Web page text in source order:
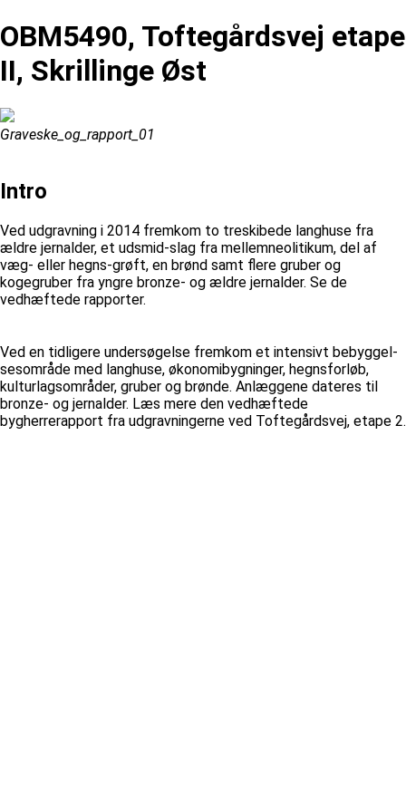
OBM5490, Toftegårdsvej etape
II, Skrillinge Øst
Graveske_og_rapport_01
Intro
Ved udgravning i 2014 fremkom to treskibede langhuse fra
ældre jernalder, et udsmid-slag fra mellemneolitikum, del af
væg- eller hegns-grøft, en brønd samt flere gruber og
kogegruber fra yngre bronze- og ældre jernalder. Se de
vedhæftede rapporter.
Ved en tidligere undersøgelse fremkom et intensivt bebyggel-
sesområde med langhuse, økonomibygninger, hegnsforløb,
kulturlagsområder, gruber og brønde. Anlæggene dateres til
bronze- og jernalder. Læs mere den vedhæftede
bygherrerapport fra udgravningerne ved Toftegårdsvej, etape 2.